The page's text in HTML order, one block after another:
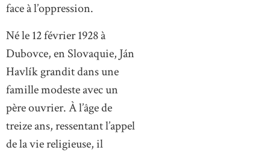
face à l’oppression.
Né le 12 février 1928 à
Dubovce, en Slovaquie, Ján
Havlík grandit dans une
famille modeste avec un
père ouvrier. À l’âge de
treize ans, ressentant l’appel
de la vie religieuse, il